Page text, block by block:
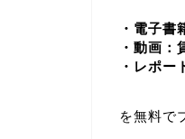
・電子書
・動画：
・レポー
を無料で